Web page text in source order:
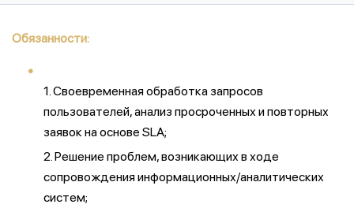
Обязанности:
1. Своевременная обработка запросов
пользователей, анализ просроченных и повторных
заявок на основе SLA;
2. Решение проблем, возникающих в ходе
сопровождения информационных/аналитических
систем;